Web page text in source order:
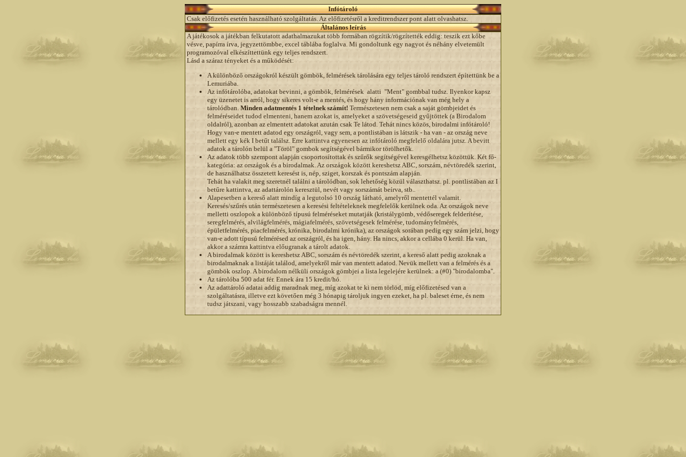
Infótároló
Csak előfizetés esetén használható szolgáltatás. Az előfizetésről a kreditrendszer pont alatt olvashatsz.
Általános leírás
A játékosok a játékban felkutatott adathalmazukat több formában rögzítik/rögzítették eddig: teszik ezt kőbe
vésve, papírra írva, jegyzettömbbe, excel táblába foglalva. Mi gondoltunk egy nagyot és néhány elvetemült
programozóval elkészíttettünk egy teljes rendszert.
Lásd a száraz tényeket és a működését:
A különböző országokról készült gömbök, felmérések tárolására egy teljes tároló rendszert építettünk be a
Lemuriába.
Az infótárolóba, adatokat bevinni, a gömbök, felmérések alatti "Ment" gombbal tudsz. Ilyenkor kapsz
egy üzenetet is arról, hogy sikeres volt-e a mentés, és hogy hány információnak van még hely a
tárolódban. Minden adatmentés 1 tételnek számít! Természetesen nem csak a saját gömbjeidet és
felméréseidet tudod elmenteni, hanem azokat is, amelyeket a szövetségeseid gyűjtöttek (a Birodalom
oldalról), azonban az elmentett adatokat azután csak Te látod. Tehát nincs közös, birodalmi infótároló!
Hogy van-e mentett adatod egy országról, vagy sem, a pontlistában is látszik - ha van - az ország neve
mellett egy kék I betűt találsz. Erre kattintva egyenesen az infótároló megfelelő oldalára jutsz. A bevitt
adatok a tárolón belül a "Töröl" gombok segítségével bármikor törölhetők.
Az adatok több szempont alapján csoportosítottak és szűrők segítségével keresgélhetsz közöttük. Két fő-
kategória: az országok és a birodalmak. Az országok között kereshetsz ABC, sorszám, névtöredék szerint,
de használhatsz összetett keresést is, nép, sziget, korszak és pontszám alapján.
Tehát ha valakit meg szeretnél találni a tárolódban, sok lehetőség közül választhatsz. pl. pontlistában az I
betűre kattintva, az adattárolón keresztül, nevét vagy sorszámát beírva, stb..
Alapesetben a kereső alatt mindíg a legutolsó 10 ország látható, amelyről mentettél valamit.
Keresés/szűrés után természetesen a keresési feltételeknek megfelelők kerülnek oda. Az országok neve
melletti oszlopok a különböző típusú felméréseket mutatják (kristálygömb, védőseregek felderítése,
seregfelmérés, alvilágfelmérés, mágiafelmérés, szövetségesek felmérése, tudományfelmérés,
épületfelmérés, piacfelmérés, krónika, birodalmi krónika), az országok sorában pedig egy szám jelzi, hogy
van-e adott típusú felmérésed az országról, és ha igen, hány. Ha nincs, akkor a cellába 0 kerül. Ha van,
akkor a számra kattintva előugranak a tárolt adatok.
A birodalmak között is kereshetsz ABC, sorszám és névtöredék szerint, a kereső alatt pedig azoknak a
birodalmaknak a listáját találod, amelyekről már van mentett adatod. Nevük mellett van a felmérés és a
gömbök oszlop. A birodalom nélküli országok gömbjei a lista legelejére kerülnek: a (#0) "birodalomba".
Az tárolóba 500 adat fér. Ennek ára 15 kredit/hó.
Az adattároló adatai addig maradnak meg, míg azokat te ki nem törlöd, míg előfizetésed van a
szolgáltatásra, illetve ezt követően még 3 hónapig tároljuk ingyen ezeket, ha pl. baleset érne, és nem
tudsz játszani, vagy hosszabb szabadságra mennél.